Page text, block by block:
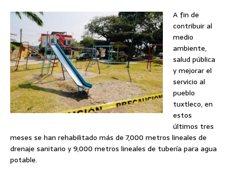
A fin de
contribuir al
medio
ambiente,
salud pública
y mejorar el
servicio al
pueblo
tuxtleco, en
estos
últimos tres
meses se han rehabilitado más de 7,000 metros lineales de
drenaje sanitario y 9,000 metros lineales de tubería para agua
potable.